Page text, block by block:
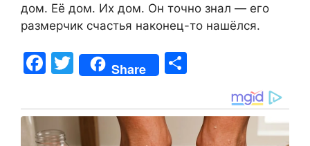
дом. Её дом. Их дом. Он точно знал — его
размерчик счастья наконец-то нашёлся.
F
c
e
T
w
itt
er
Share
ar
e